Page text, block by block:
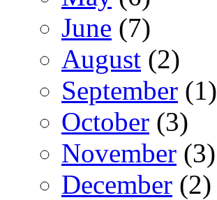
June (7)
August (2)
September (1)
October (3)
November (3)
December (2)